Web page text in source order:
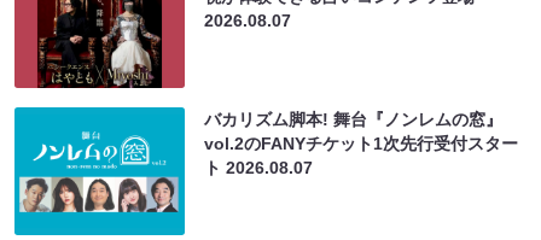
2026.08.07
バカリズム脚本! 舞台『ノンレムの窓』
vol.2のFANYチケット1次先行受付スター
ト2026.08.07